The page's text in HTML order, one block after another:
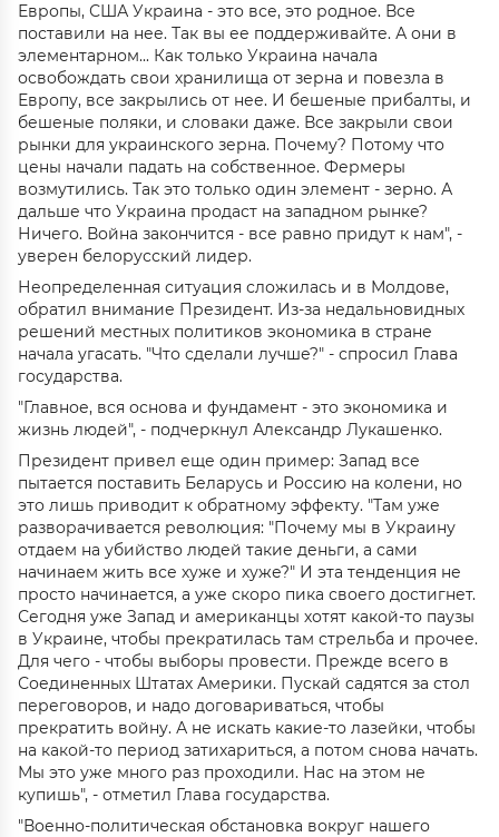
Европы, США Украина - это все, это родное. Все
поставили на нее. Так вы ее поддерживайте. А они в
элементарном... Как только Украина начала
освобождать свои хранилища от зерна и повезла в
Европу, все закрылись от нее. И бешеные прибалты, и
бешеные поляки, и словаки даже. Все закрыли свои
рынки для украинского зерна. Почему? Потому что
цены начали падать на собственное. Фермеры
возмутились. Так это только один элемент - зерно. А
дальше что Украина продаст на западном рынке?
Ничего. Война закончится - все равно придут к нам", -
уверен белорусский лидер.
Неопределенная ситуация сложилась и в Молдове,
обратил внимание Президент. Из-за недальновидных
решений местных политиков экономика в стране
начала угасать. "Что сделали лучше?" - спросил Глава
государства.
"Главное, вся основа и фундамент - это экономика и
жизнь людей", - подчеркнул Александр Лукашенко.
Президент привел еще один пример: Запад все
пытается поставить Беларусь и Россию на колени, но
это лишь приводит к обратному эффекту. "Там уже
разворачивается революция: "Почему мы в Украину
отдаем на убийство людей такие деньги, а сами
начинаем жить все хуже и хуже?" И эта тенденция не
просто начинается, а уже скоро пика своего достигнет.
Сегодня уже Запад и американцы хотят какой-то паузы
в Украине, чтобы прекратилась там стрельба и прочее.
Для чего - чтобы выборы провести. Прежде всего в
Соединенных Штатах Америки. Пускай садятся за стол
переговоров, и надо договариваться, чтобы
прекратить войну. А не искать какие-то лазейки, чтобы
на какой-то период затихариться, а потом снова начать.
Мы это уже много раз проходили. Нас на этом не
купишь", - отметил Глава государства.
"Военно-политическая обстановка вокруг нашего